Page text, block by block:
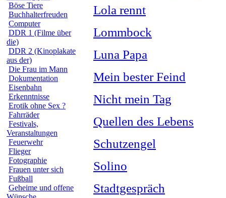
Böse Tiere
Buchhalterfreuden
Computer
DDR 1 (Filme über
die)
DDR 2 (Kinoplakate
aus der)
Die Frau im Mann
Dokumentation
Eisenbahn
Erkenntnisse
Erotik ohne Sex ?
Fahrräder
Festivals,
Veranstaltungen
Feuerwehr
Flieger
Fotographie
Frauen unter sich
Fußball
Geheime und offene
Lola rennt
Lommbock
Luna Papa
Mein bester Feind
Nicht mein Tag
Quellen des Lebens
Schutzengel
Solino
Stadtgespräch